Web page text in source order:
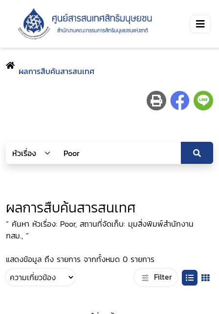
ผลการสืบค้นสารสนเทศ
ผลการสืบค้นสารสนเทศ
“ ค้นหา หัวเรื่อง: Poor, สถานที่จัดเก็บ: มุมสิ่งพิมพ์สำนักงาน
กสม., ”
แสดงข้อมูล ถึง รายการ จากทั้งหมด 0 รายการ
Filter